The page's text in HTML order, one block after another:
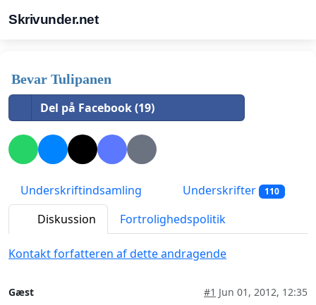
Skrivunder.net
Bevar Tulipanen
Del på Facebook (19)
Underskriftindsamling Underskrifter 110
Diskussion Fortrolighedspolitik
Kontakt forfatteren af dette andragende
Gæst #1 Jun 01, 2012, 12:35